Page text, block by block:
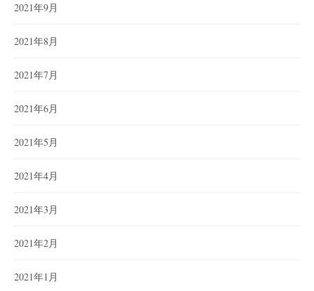
2021年9月
2021年8月
2021年7月
2021年6月
2021年5月
2021年4月
2021年3月
2021年2月
2021年1月